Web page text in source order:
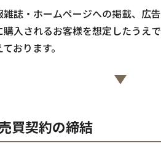
誌・ホームページへの掲載、広
入されるお客様を想定したうえ
おります。
買契約の締結